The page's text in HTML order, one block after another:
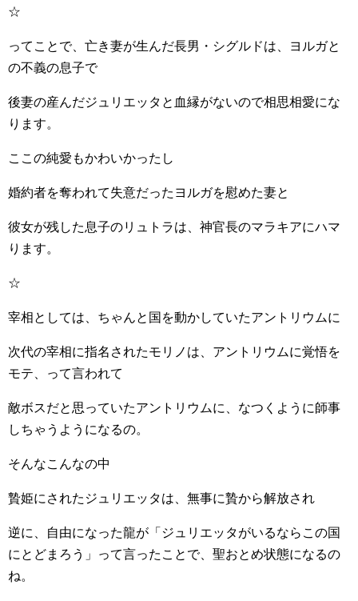
☆
ってことで、亡き妻が生んだ長男・シグルドは、ヨルガと
の不義の息子で
後妻の産んだジュリエッタと血縁がないので相思相愛にな
ります。
ここの純愛もかわいかったし
婚約者を奪われて失意だったヨルガを慰めた妻と
彼女が残した息子のリュトラは、神官長のマラキアにハマ
ります。
☆
宰相としては、ちゃんと国を動かしていたアントリウムに
次代の宰相に指名されたモリノは、アントリウムに覚悟を
モテ、って言われて
敵ボスだと思っていたアントリウムに、なつくように師事
しちゃうようになるの。
そんなこんなの中
贄姫にされたジュリエッタは、無事に贄から解放され
逆に、自由になった龍が「ジュリエッタがいるならこの国
にとどまろう」って言ったことで、聖おとめ状態になるの
ね。